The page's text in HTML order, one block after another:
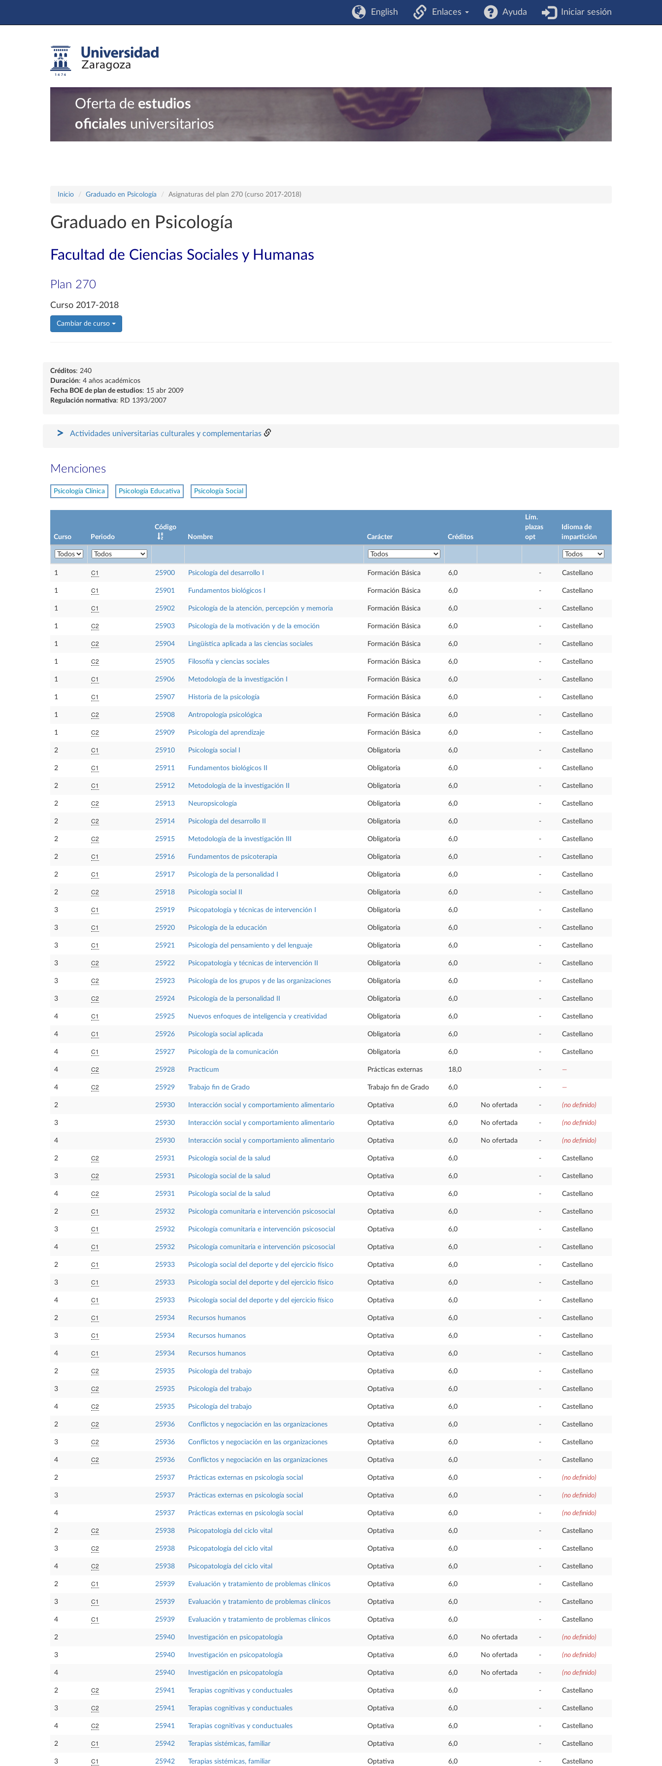
English Enlaces Ayuda Iniciar sesión
Oferta de estudios
oficiales universitarios
Inicio Graduado en Psicología Asignaturas del plan 270 (curso 2017-2018)
Graduado en Psicología
Facultad de Ciencias Sociales y Humanas
Plan 270
Curso 2017-2018
Cambiar de curso
Créditos: 240
Duración: 4 años académicos
Fecha BOE de plan de estudios: 15 abr 2009
Regulación normativa: RD 1393/2007
Actividades universitarias culturales y complementarias
Menciones
Psicología Clínica Psicología Educativa Psicología Social
Curso Periodo
Código
Nombre
Carácter Créditos
Lím.
plazas
opt
Idioma de
impartición
1 C1 25900 Psicología del desarrollo I Formación Básica 6,0 - Castellano
1 C1 25901 Fundamentos biológicos I Formación Básica 6,0 - Castellano
1 C1 25902 Psicología de la atención, percepción y memoria Formación Básica 6,0 - Castellano
1 C2 25903 Psicología de la motivación y de la emoción Formación Básica 6,0 - Castellano
1 C2 25904 Lingüística aplicada a las ciencias sociales Formación Básica 6,0 - Castellano
1 C2 25905 Filosofía y ciencias sociales Formación Básica 6,0 - Castellano
1 C1 25906 Metodología de la investigación I Formación Básica 6,0 - Castellano
1 C1 25907 Historia de la psicología Formación Básica 6,0 - Castellano
1 C2 25908 Antropología psicológica Formación Básica 6,0 - Castellano
1 C2 25909 Psicología del aprendizaje Formación Básica 6,0 - Castellano
2 C1 25910 Psicología social I Obligatoria 6,0 - Castellano
2 C1 25911 Fundamentos biológicos II Obligatoria 6,0 - Castellano
2 C1 25912 Metodología de la investigación II Obligatoria 6,0 - Castellano
2 C2 25913 Neuropsicología Obligatoria 6,0 - Castellano
2 C2 25914 Psicología del desarrollo II Obligatoria 6,0 - Castellano
2 C2 25915 Metodología de la investigación III Obligatoria 6,0 - Castellano
2 C1 25916 Fundamentos de psicoterapia Obligatoria 6,0 - Castellano
2 C1 25917 Psicología de la personalidad I Obligatoria 6,0 - Castellano
2 C2 25918 Psicología social II Obligatoria 6,0 - Castellano
3 C1 25919 Psicopatología y técnicas de intervención I Obligatoria 6,0 - Castellano
3 C1 25920 Psicología de la educación Obligatoria 6,0 - Castellano
3 C1 25921 Psicología del pensamiento y del lenguaje Obligatoria 6,0 - Castellano
3 C2 25922 Psicopatología y técnicas de intervención II Obligatoria 6,0 - Castellano
3 C2 25923 Psicología de los grupos y de las organizaciones Obligatoria 6,0 - Castellano
3 C2 25924 Psicología de la personalidad II Obligatoria 6,0 - Castellano
4 C1 25925 Nuevos enfoques de inteligencia y creatividad Obligatoria 6,0 - Castellano
4 C1 25926 Psicología social aplicada Obligatoria 6,0 - Castellano
4 C1 25927 Psicología de la comunicación Obligatoria 6,0 - Castellano
4 C2 25928 Practicum Prácticas externas 18,0 - —
4 C2 25929 Trabajo fin de Grado Trabajo fin de Grado 6,0 - —
2 25930 Interacción social y comportamiento alimentario Optativa 6,0 No ofertada - (no definido)
3 25930 Interacción social y comportamiento alimentario Optativa 6,0 No ofertada - (no definido)
4 25930 Interacción social y comportamiento alimentario Optativa 6,0 No ofertada - (no definido)
2 C2 25931 Psicología social de la salud Optativa 6,0 - Castellano
3 C2 25931 Psicología social de la salud Optativa 6,0 - Castellano
4 C2 25931 Psicología social de la salud Optativa 6,0 - Castellano
2 C1 25932 Psicología comunitaria e intervención psicosocial Optativa 6,0 - Castellano
3 C1 25932 Psicología comunitaria e intervención psicosocial Optativa 6,0 - Castellano
4 C1 25932 Psicología comunitaria e intervención psicosocial Optativa 6,0 - Castellano
2 C1 25933 Psicología social del deporte y del ejercicio físico Optativa 6,0 - Castellano
3 C1 25933 Psicología social del deporte y del ejercicio físico Optativa 6,0 - Castellano
4 C1 25933 Psicología social del deporte y del ejercicio físico Optativa 6,0 - Castellano
2 C1 25934 Recursos humanos Optativa 6,0 - Castellano
3 C1 25934 Recursos humanos Optativa 6,0 - Castellano
4 C1 25934 Recursos humanos Optativa 6,0 - Castellano
2 C2 25935 Psicología del trabajo Optativa 6,0 - Castellano
3 C2 25935 Psicología del trabajo Optativa 6,0 - Castellano
4 C2 25935 Psicología del trabajo Optativa 6,0 - Castellano
2 C2 25936 Conflictos y negociación en las organizaciones Optativa 6,0 - Castellano
3 C2 25936 Conflictos y negociación en las organizaciones Optativa 6,0 - Castellano
4 C2 25936 Conflictos y negociación en las organizaciones Optativa 6,0 - Castellano
2 25937 Prácticas externas en psicología social Optativa 6,0 - (no definido)
3 25937 Prácticas externas en psicología social Optativa 6,0 - (no definido)
4 25937 Prácticas externas en psicología social Optativa 6,0 - (no definido)
2 C2 25938 Psicopatología del ciclo vital Optativa 6,0 - Castellano
3 C2 25938 Psicopatología del ciclo vital Optativa 6,0 - Castellano
4 C2 25938 Psicopatología del ciclo vital Optativa 6,0 - Castellano
2 C1 25939 Evaluación y tratamiento de problemas clínicos Optativa 6,0 - Castellano
3 C1 25939 Evaluación y tratamiento de problemas clínicos Optativa 6,0 - Castellano
4 C1 25939 Evaluación y tratamiento de problemas clínicos Optativa 6,0 - Castellano
2 25940 Investigación en psicopatología Optativa 6,0 No ofertada - (no definido)
3 25940 Investigación en psicopatología Optativa 6,0 No ofertada - (no definido)
4 25940 Investigación en psicopatología Optativa 6,0 No ofertada - (no definido)
2 C2 25941 Terapias cognitivas y conductuales Optativa 6,0 - Castellano
3 C2 25941 Terapias cognitivas y conductuales Optativa 6,0 - Castellano
4 C2 25941 Terapias cognitivas y conductuales Optativa 6,0 - Castellano
2 C1 25942 Terapias sistémicas, familiar Optativa 6,0 - Castellano
3 C1 25942 Terapias sistémicas, familiar Optativa 6,0 - Castellano